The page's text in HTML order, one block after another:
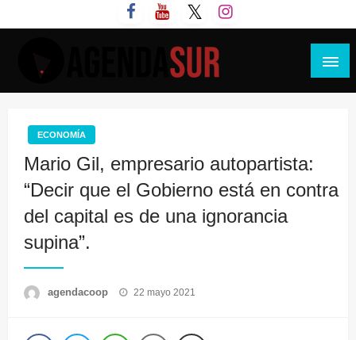
al
ECONOMÍA
Mario Gil, empresario autopartista:
“Decir que el Gobierno está en contra
del capital es de una ignorancia
supina”.
agendacoop
Publicado
22 mayo 2021